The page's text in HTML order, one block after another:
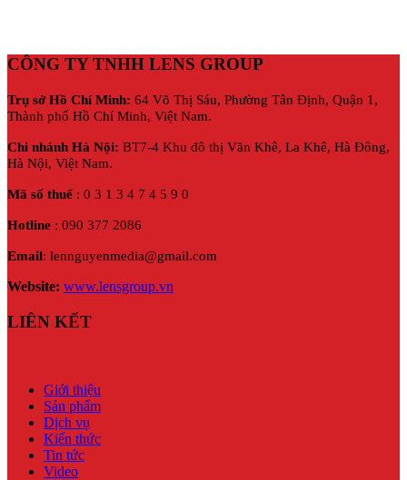
CÔNG TY TNHH LENS GROUP
Trụ sở Hồ Chí Minh: 64 Võ Thị Sáu, Phường Tân Định, Quận 1,
Thành phố Hồ Chí Minh, Việt Nam.
Chi nhánh Hà Nội: BT7-4 Khu đô thị Văn Khê, La Khê, Hà Đông,
Hà Nội, Việt Nam.
Mã số thuế: 0 3 1 3 4 7 4 5 9 0
Hotline : 090 377 2086
Email: lennguyenmedia@gmail.com
Website: www.lensgroup.vn
LIÊN KẾT
Giới thiệu
Sản phẩm
Dịch vụ
Kiến thức
Tin tức
Video